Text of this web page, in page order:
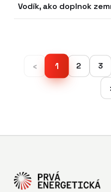
Vodík, ako doplnok
‹ 1 2 3